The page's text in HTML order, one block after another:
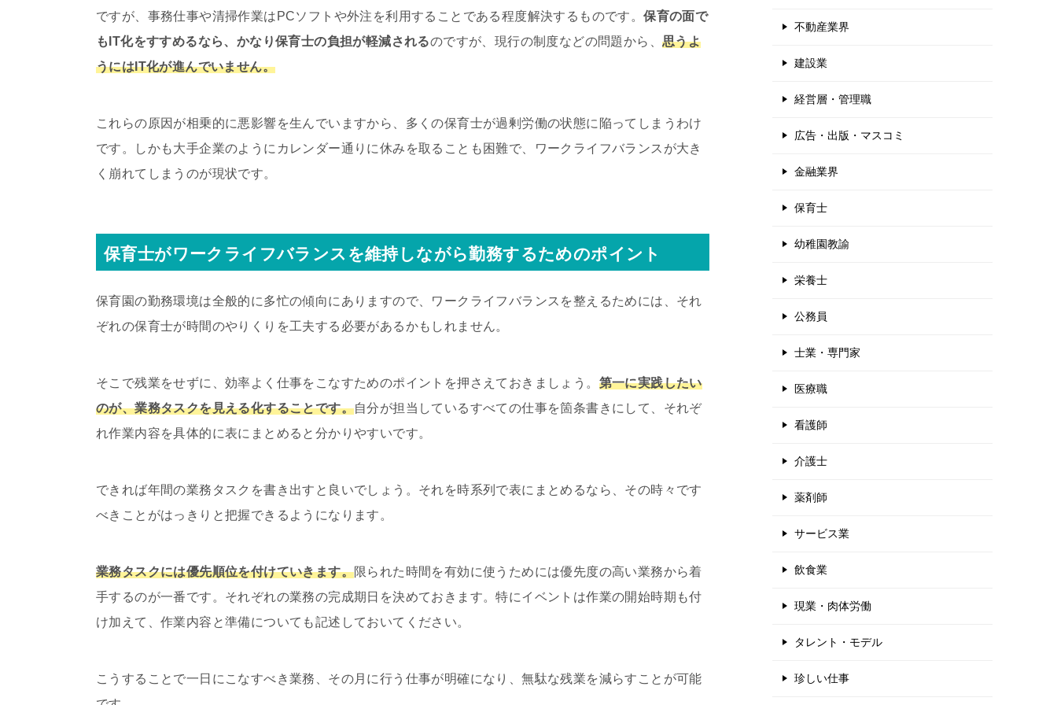
ですが、事務仕事や清掃作業はPCソフトや外注を利用することである程度解決するものです。保育の面で
もIT化をすすめるなら、かなり保育士の負担が軽減されるのですが、現行の制度などの問題から、思うよ
うにはIT化が進んでいません。
これらの原因が相乗的に悪影響を生んでいますから、多くの保育士が過剰労働の状態に陥ってしまうわけ
です。しかも大手企業のようにカレンダー通りに休みを取ることも困難で、ワークライフバランスが大き
く崩れてしまうのが現状です。
保育士がワークライフバランスを維持しながら勤務するためのポイント
保育園の勤務環境は全般的に多忙の傾向にありますので、ワークライフバランスを整えるためには、それ
ぞれの保育士が時間のやりくりを工夫する必要があるかもしれません。
そこで残業をせずに、効率よく仕事をこなすためのポイントを押さえておきましょう。 第一に実践したい
のが、業務タスクを見える化することです。自分が担当しているすべての仕事を箇条書きにして、それぞ
れ作業内容を具体的に表にまとめると分かりやすいです。
できれば年間の業務タスクを書き出すと良いでしょう。それを時系列で表にまとめるなら、その時々です
べきことがはっきりと把握できるようになります。
業務タスクには優先順位を付けていきます。限られた時間を有効に使うためには優先度の高い業務から着
手するのが一番です。それぞれの業務の完成期日を決めておきます。特にイベントは作業の開始時期も付
け加えて、作業内容と準備についても記述しておいてください。
こうすることで一日にこなすべき業務、その月に行う仕事が明確になり、無駄な残業を減らすことが可能
不動産業界
建設業
経営層・管理職
広告・出版・マスコミ
金融業界
保育士
幼稚園教諭
栄養士
公務員
士業・専門家
医療職
看護師
介護士
薬剤師
サービス業
飲食業
現業・肉体労働
タレント・モデル
珍しい仕事